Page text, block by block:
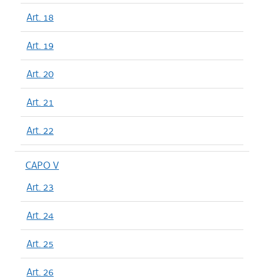
Art. 18
Art. 19
Art. 20
Art. 21
Art. 22
CAPO V
Art. 23
Art. 24
Art. 25
Art. 26